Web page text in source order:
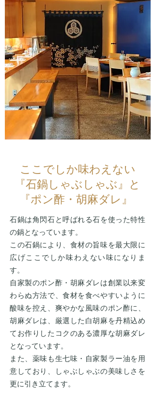
ここでしか味わえない
『石鍋しゃぶしゃぶ』と
『ポン酢・胡麻ダレ』
石鍋は角閃石と呼ばれる石を使った特性
の鍋となっています。
この石鍋により、食材の旨味を最大限に
広げここでしか味わえない味になりま
す。
自家製のポン酢・胡麻ダレは創業以来変
わらぬ方法で、食材を食べやすいように
酸味を控え、爽やかな風味のポン酢に、
胡麻ダレは、厳選した白胡麻を丹精込め
てお作りしたコクのある濃厚な胡麻ダレ
となっています。
また、薬味も生七味・自家製ラー油を用
意しており、しゃぶしゃぶの美味しさを
更に引き立てます。